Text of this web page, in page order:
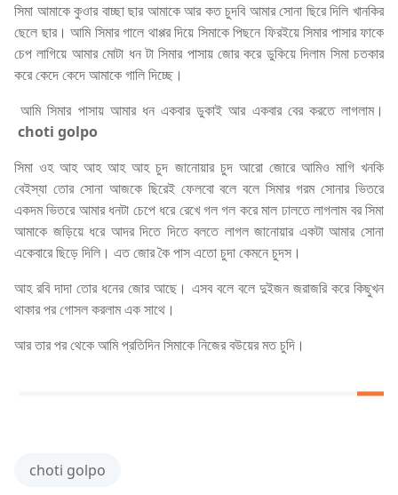
সিমা আমাকে কুওার বাচ্ছা ছার আমাকে আর কত চুদবি আমার সোনা ছিরে দিলি খানকির
ছেলে ছার। আমি সিমার গালে থাপ্পর দিয়ে সিমাকে পিছনে ফিরইয়ে সিমার পাসার ফাকে
চেপ লাগিয়ে আমার মোটা ধন টা সিমার পাসায় জোর করে ডুকিয়ে দিলাম সিমা চতকার
করে কেদে কেদে আমাকে গালি দিচ্ছে।
আমি সিমার পাসায় আমার ধন একবার ডুকাই আর একবার বের করতে লাগলাম।
choti golpo
সিমা ওহ আহ আহ আহ আহ চুদ জানোয়ার চুদ আরো জোরে আমিও মাগি খনকি
বেইস্যা তোর সোনা আজকে ছিরেই ফেলবো বলে বলে সিমার গরম সোনার ভিতরে
একদম ভিতরে আমার ধনটা চেপে ধরে রেখে গল গল করে মাল ঢালতে লাগলাম বর সিমা
আমাকে জড়িয়ে ধরে আদর দিতে দিতে বলতে লাগল জানোয়ার একটা আমার সোনা
একেবারে ছিড়ে দিলি। এত জোর কৈ পাস এতো চুদা কেমনে চুদস।
আহ রবি দাদা তোর ধনের জোর আছে। এসব বলে বলে দুইজন জরাজরি করে কিছুখন
থাকার পর গোসল করলাম এক সাথে।
আর তার পর থেকে আমি প্রতিদিন সিমাকে নিজের বউয়ের মত চুদি।
choti golpo